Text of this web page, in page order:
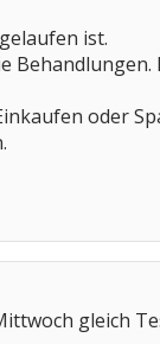
ist.
oder
gleich